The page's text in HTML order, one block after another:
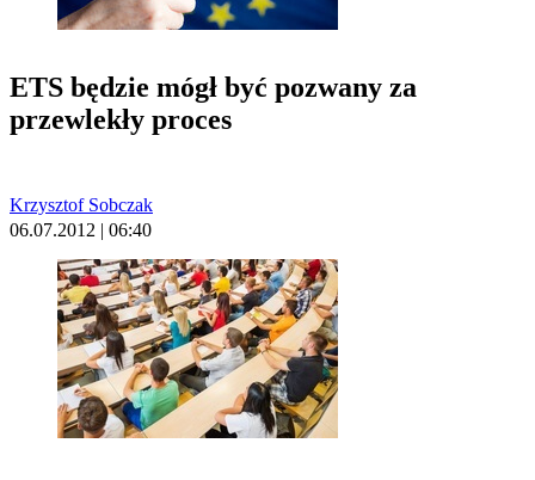
ETS będzie mógł być pozwany za
przewlekły proces
Krzysztof Sobczak
06.07.2012 | 06:40